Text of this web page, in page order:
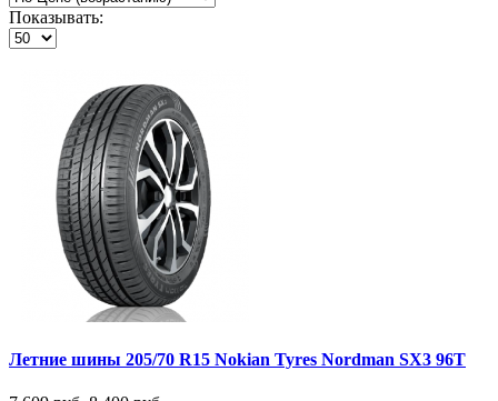
Показывать:
Летние шины 205/70 R15 Nokian Tyres Nordman SX3 96T